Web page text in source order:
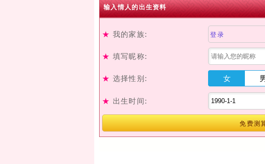
输入情人的出生资料
★ 我的家族: 登录
★ 填写昵称:
★ 选择性别: 女
★ 出生时间:
免费测